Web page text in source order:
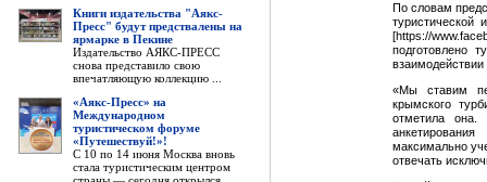
Книги издательства "Аякс-
Пресс" будут предствалены на
ярмарке в Пекине
Издательство АЯКС-ПРЕСС
снова представило свою
впечатляющую коллекцию ...
«Аякс-Пресс» на
Международном
туристическом форуме
«Путешествуй!»!
С 10 по 14 июня Москва вновь
стала туристическим центром
По словам
[https://
подготовлено
«Мы ставим
крымского
отметила
максимально
отвечать